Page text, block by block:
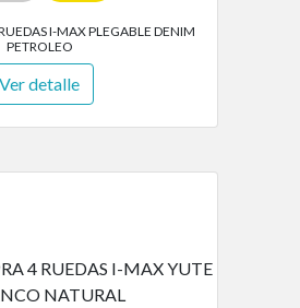
I-MAX PLEGABLE DENIM
PETROLEO
Ver detalle